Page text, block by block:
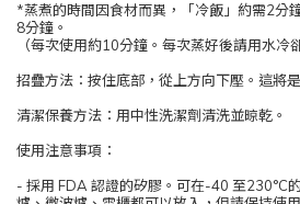
*蒸煮的時間因食材而異，「冷飯」約需2分
8分鐘。
（每次使用約10分鐘。每次蒸好後請用水冷
招疊方法：按住底部，從上方向下壓。這將
清潔保養方法：用中性洗潔劑清洗並晾乾。
使用注意事項：
- 採用 FDA 認證的矽膠。可在-40 至230°C